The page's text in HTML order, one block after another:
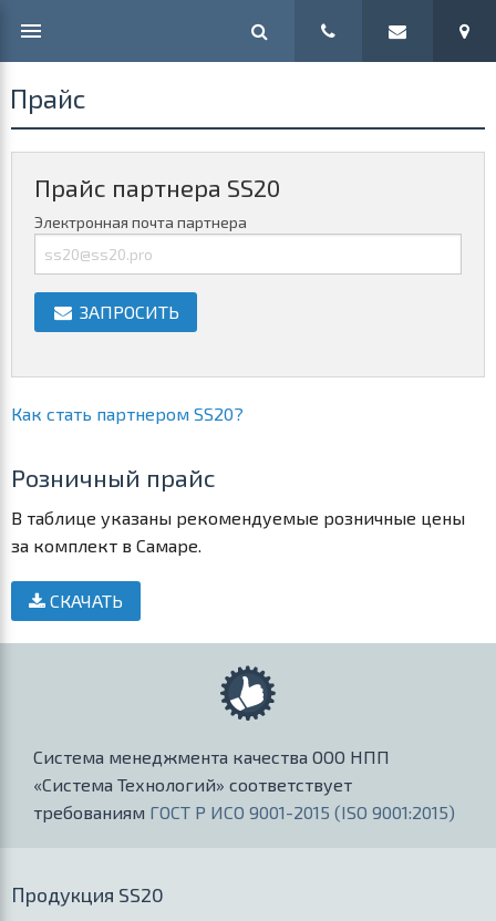
Прайс
Прайс партнера SS20
Электронная почта партнера
ЗАПРОСИТЬ
Как стать партнером SS20?
Розничный прайс
В таблице указаны рекомендуемые розничные цены
за комплект в Самаре.
СКАЧАТЬ
Система менеджмента качества ООО НПП
«Система Технологий» соответствует
требованиям ГОСТ Р ИСО 9001-2015 (ISO 9001:2015)
Продукция SS20